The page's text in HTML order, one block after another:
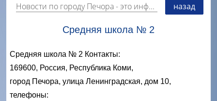
Новости по городу Печора- это информация о событиях, мероприятиях и торгово-коммерческой деятельности города. Страницу наполняют платные и бесплатные объявления, имеющие функцию "поднятия вверх списка". назад
Средняя школа № 2
Средняя школа № 2 Контакты:
169600, Россия, Республика Коми,
город Печора, улица Ленинградская, дом 10,
телефоны: